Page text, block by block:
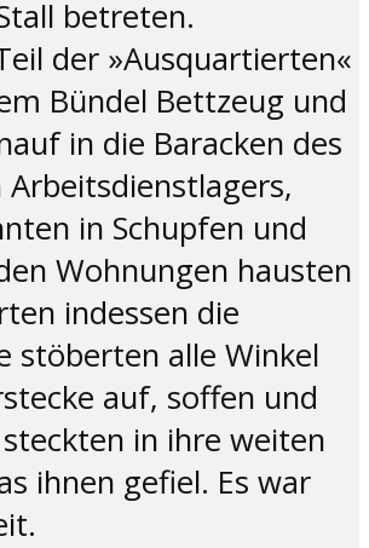
betreten.
der »Ausquartierten«
Bündel Bettzeug und
in die Baracken des
in Schupfen und
Wohnungen hausten
indessen die
stöberten alle Winkel
auf, soffen und
in ihre weiten
ihnen gefiel. Es war
.